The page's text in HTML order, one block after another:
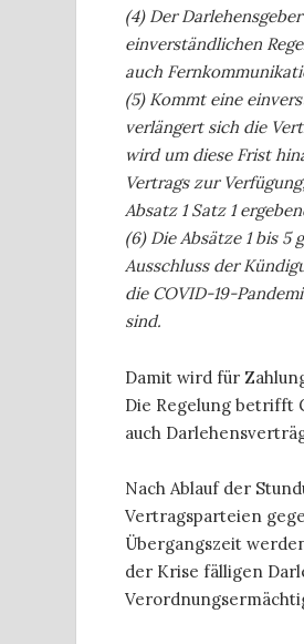
(4) Der
einverständlichen
auch
(5) Kommt eine
verlängert sich die
wird um diese Frist
Vertrags zur
Absatz 1 Satz 1
(6) Die Absätze 1 bis
Ausschluss der
die COVID-19-
sind.
Damit wird für
Die Regelung betrifft
auch
Nach Ablauf der
Vertragsparteien
Übergangszeit
der Krise fälligen